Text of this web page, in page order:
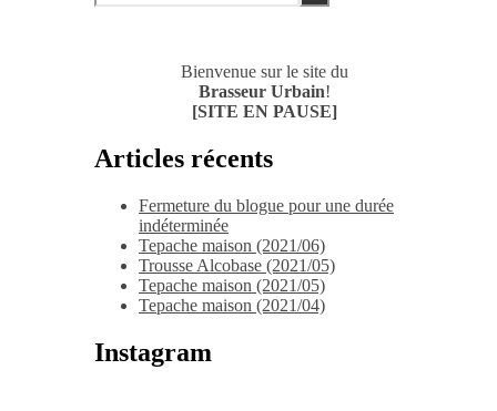
Bienvenue sur le site du
Brasseur Urbain!
[SITE EN PAUSE]
Articles récents
Fermeture du blogue pour une durée
indéterminée
Tepache maison (2021/06)
Trousse Alcobase (2021/05)
Tepache maison (2021/05)
Tepache maison (2021/04)
Instagram